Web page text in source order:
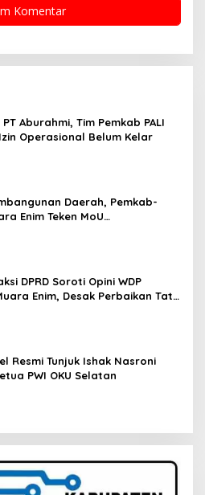
PT Aburahmi, Tim Pemkab PALI
Operasional Belum Kelar
Daerah, Pemkab-
Enim Teken MoU
DPRD Soroti Opini WDP
Enim, Desak Perbaikan Tata
Resmi Tunjuk Ishak Nasroni
PWI OKU Selatan